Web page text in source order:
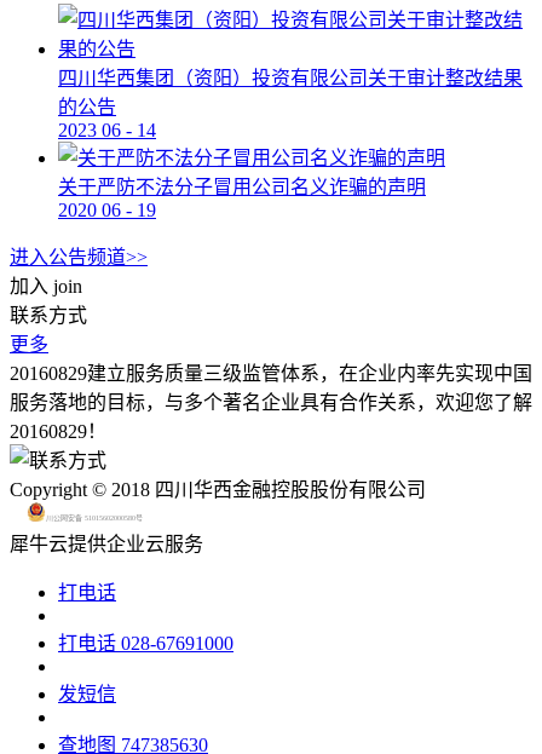
四川华西集团（资阳）投资有限公司关于审计整改结果
的公告
2023 06 - 14
关于严防不法分子冒用公司名义诈骗的声明
2020 06 - 19
进入公告频道>>
加入 join
联系方式
更多
20160829建立服务质量三级监管体系，在企业内率先实现中国
服务落地的目标，与多个著名企业具有合作关系，欢迎您了解
20160829！
Copyright © 2018 四川华西金融控股股份有限公司
川公网安备 51015602000580号
犀牛云提供企业云服务
打电话
打电话 028-67691000
发短信
查地图 747385630